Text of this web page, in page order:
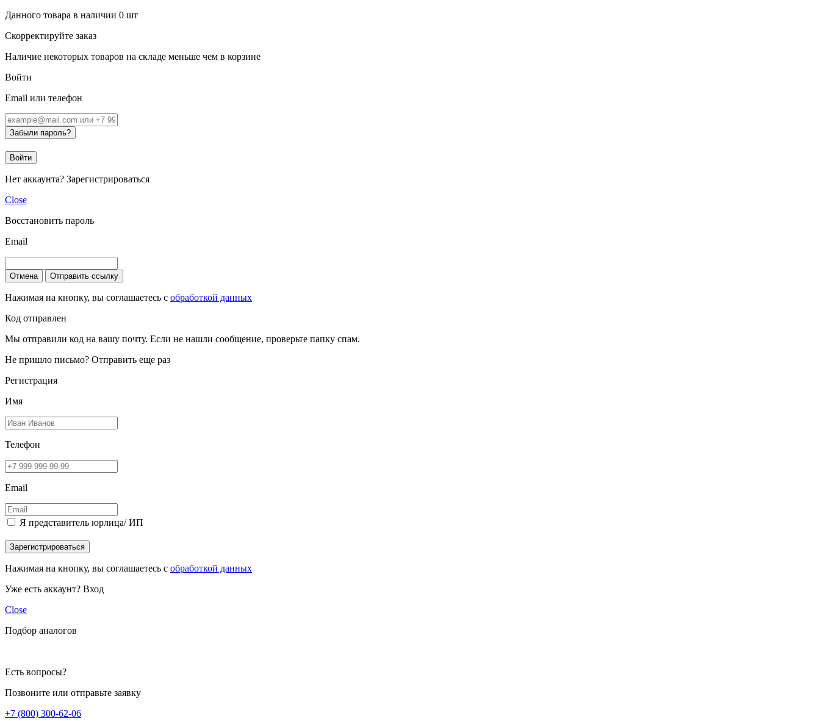
Данного товара в наличии 0 шт
Скорректируйте заказ
Наличие некоторых товаров на складе меньше чем в корзине
Войти
Email или телефон
Забыли пароль?
Войти
Нет аккаунта? Зарегистрироваться
Close
Восстановить пароль
Email
Отмена Отправить ссылку
Нажимая на кнопку, вы соглашаетесь с обработкой данных
Код отправлен
Мы отправили код на вашу почту. Если не нашли сообщение, проверьте папку спам.
Не пришло письмо? Отправить еще раз
Регистрация
Имя
Телефон
Email
Я представитель юрлица/ ИП
Зарегистрироваться
Нажимая на кнопку, вы соглашаетесь с обработкой данных
Уже есть аккаунт? Вход
Close
Подбор аналогов
Есть вопросы?
Позвоните или отправьте заявку
+7 (800) 300-62-06